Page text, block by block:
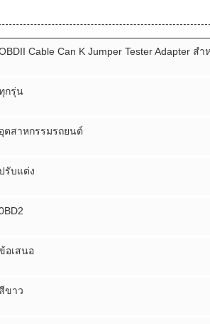
Cable Can K Jumper Tester Adapter
กรุ่น
อุตสาหกรรมรถยนต์
รับแต่ง
อเสนอ
สีขาว